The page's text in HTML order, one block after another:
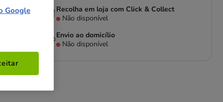
Recolha em loja com Click & Collect
Não disponível
Envio ao domicílio
Não disponível
Google